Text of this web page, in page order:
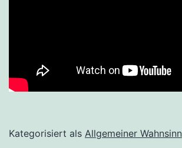
Kategorisiert als Allgemeiner Wahnsinn